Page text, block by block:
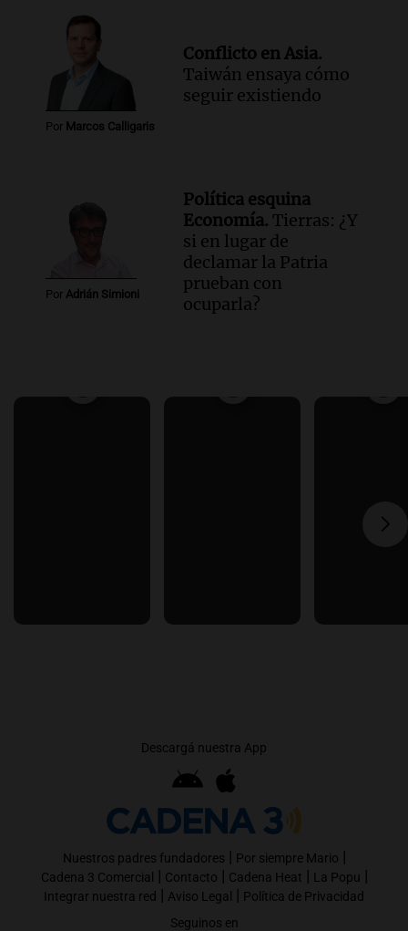
Por Marcos Calligaris
Conflicto en Asia.
Taiwán ensaya cómo
seguir existiendo
Por Adrián Simioni
Política esquina
Economía. Tierras: ¿Y
si en lugar de
declamar la Patria
prueban con
ocuparla?
Descargá nuestra App
Nuestros padres fundadores | Por siempre Mario |
Cadena 3 Comercial | Contacto | Cadena Heat | La Popu |
Integrar nuestra red | Aviso Legal | Política de Privacidad
Seguinos en